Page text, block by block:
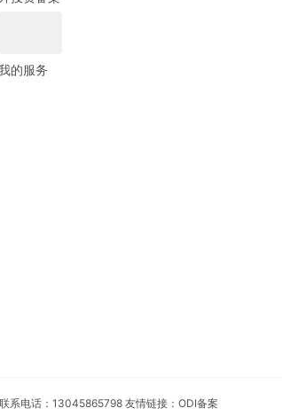
的服务
联系电话：13045865798 友情链接： ODI备案